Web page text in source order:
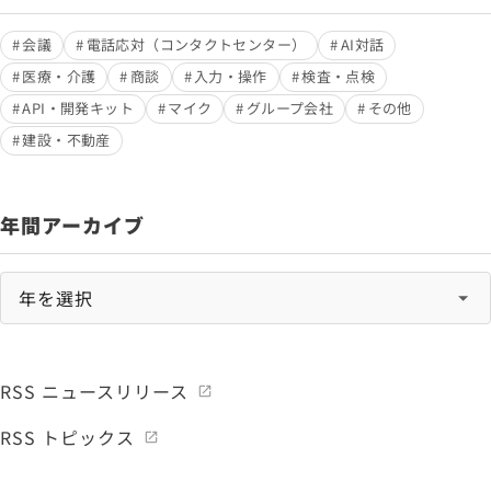
会議 電話応対（コンタクトセンター）
AI対話
医療・介護
商談 入力・操作
検査・点検
API・開発キット
マイク グループ会社
その他
建設・不動産
年間アーカイブ
RSS ニュースリリース
RSS トピックス